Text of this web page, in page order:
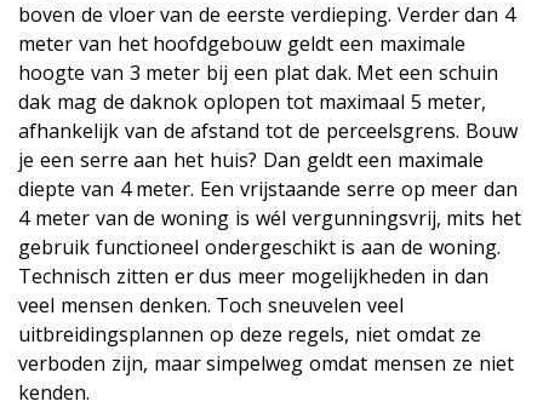
boven de vloer van de eerste verdieping. Verder dan 4
meter van het hoofdgebouw geldt een maximale
hoogte van 3 meter bij een plat dak. Met een schuin
dak mag de daknok oplopen tot maximaal 5 meter,
afhankelijk van de afstand tot de perceelsgrens. Bouw
je een serre aan het huis? Dan geldt een maximale
diepte van 4 meter. Een vrijstaande serre op meer dan
4 meter van de woning is wél vergunningsvrij, mits het
gebruik functioneel ondergeschikt is aan de woning.
Technisch zitten er dus meer mogelijkheden in dan
veel mensen denken. Toch sneuvelen veel
uitbreidingsplannen op deze regels, niet omdat ze
verboden zijn, maar simpelweg omdat mensen ze niet
kenden.